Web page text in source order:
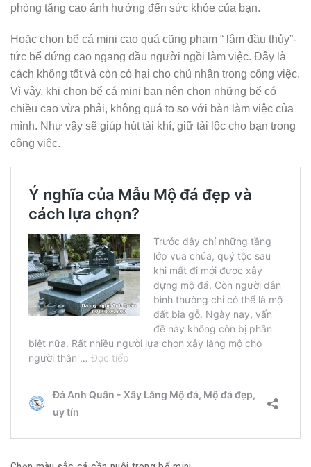
phòng tăng cao ảnh hưởng đến sức khỏe của bạn.
Hoặc chọn bể cá mini cao quá cũng phạm “ lâm đầu thủy”-
tức bể đứng cao ngang đầu người ngồi làm việc. Đây là
cách không tốt và còn có hại cho chủ nhân trong công việc.
Vì vậy, khi chọn bể cá mini bạn nên chọn những bể có
chiều cao vừa phải, không quá to so với bàn làm việc của
mình. Như vậy sẽ giúp hút tài khí, giữ tài lộc cho bạn trong
công việc.